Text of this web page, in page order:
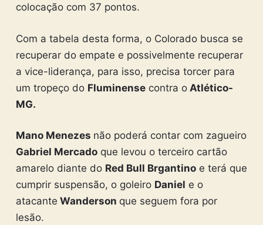
colocação com 37 pontos.
Com a tabela desta forma, o Colorado busca se
recuperar do empate e possivelmente recuperar
a vice-liderança, para isso, precisa torcer para
um tropeço do Fluminensecontra oAtlético-
MG.
Mano Menezes não poderá contar com zagueiro
Gabriel Mercadoque levou o terceiro cartão
amarelo diante do Red Bull Brgantinoe terá que
cumprir suspensão, o goleiro Daniel e o
atacante Wanderson que seguem fora por
lesão.